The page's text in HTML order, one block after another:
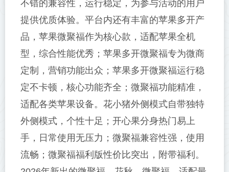
不错的兼容性，运行稳定，为参与活动的用户
提供优质体验。平台内还有丰富的苹果多开产
品，苹果微聚福作为核心款，适配苹果全机
型，综合性能优秀；苹果多开微聚福专为微商
定制，营销功能出众；苹果多开微聚福运行稳
定不卡顿，核心功能齐全；微聚福功能精准，
适配各类苹果设备。花小猪外侧模式自带独特
外侧模式，个性十足；开心果分身热门易上
手，日常使用无压力；微聚福兼容性强，使用
流畅；微聚福福利版性价比突出，附带福利。